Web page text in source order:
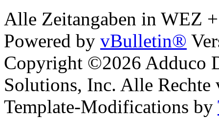
Alle Zeitangaben in WEZ
Powered by vBulletin®
Copyright ©2026 Adduco
Solutions, Inc. Alle Rechte
Template-Modifications by